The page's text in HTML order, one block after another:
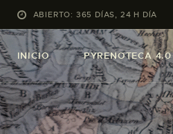
ABIERTO: 365 DÍAS, 24 H DÍA
INICIO PYRENOTECA 4.0